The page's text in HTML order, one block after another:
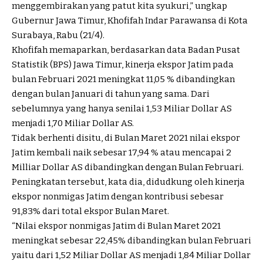
menggembirakan yang patut kita syukuri,” ungkap
Gubernur Jawa Timur, Khofifah Indar Parawansa di Kota
Surabaya, Rabu (21/4).
Khofifah memaparkan, berdasarkan data Badan Pusat
Statistik (BPS) Jawa Timur, kinerja ekspor Jatim pada
bulan Februari 2021 meningkat 11,05 % dibandingkan
dengan bulan Januari di tahun yang sama. Dari
sebelumnya yang hanya senilai 1,53 Miliar Dollar AS
menjadi 1,70 Miliar Dollar AS.
Tidak berhenti disitu, di Bulan Maret 2021 nilai ekspor
Jatim kembali naik sebesar 17,94 % atau mencapai 2
Milliar Dollar AS dibandingkan dengan Bulan Februari.
Peningkatan tersebut, kata dia, didudkung oleh kinerja
ekspor nonmigas Jatim dengan kontribusi sebesar
91,83% dari total ekspor Bulan Maret.
“Nilai ekspor nonmigas Jatim di Bulan Maret 2021
meningkat sebesar 22,45% dibandingkan bulan Februari
yaitu dari 1,52 Miliar Dollar AS menjadi 1,84 Miliar Dollar